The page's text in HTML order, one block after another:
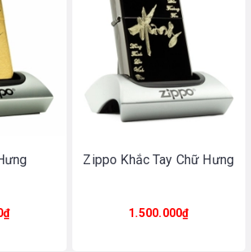
Zippo Khắc Tay Chữ Hưng
1.500.000₫